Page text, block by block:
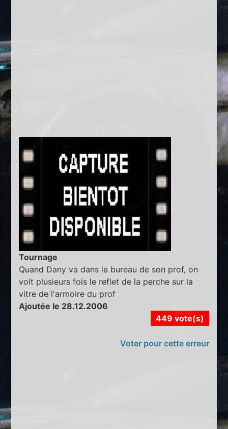
Tournage
Quand Dany va dans le bureau de son prof, on
voit plusieurs fois le reflet de la perche sur la
vitre de l'armoire du prof
Ajoutée le 28.12.2006
449 vote(s)
Voter pour cette erreur